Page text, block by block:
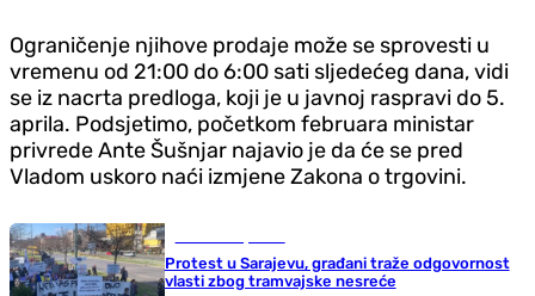
Ograničenje njihove prodaje može se sprovesti u
vremenu od 21:00 do 6:00 sati sljedećeg dana, vidi
se iz nacrta predloga, koji je u javnoj raspravi do 5.
aprila. Podsjetimo, početkom februara ministar
privrede Ante Šušnjar najavio je da će se pred
Vladom uskoro naći izmjene Zakona o trgovini.
Protest u Sarajevu, građani traže odgovornost
vlasti zbog tramvajske nesreće